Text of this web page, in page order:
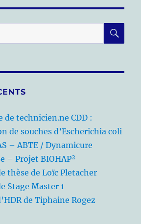
de technicien.ne CDD :
de souches d’Escherichia coli
– ABTE / Dynamicure
– Projet BIOHAP²
thèse de Loïc Pletacher
Stage Master 1
de Tiphaine Rogez